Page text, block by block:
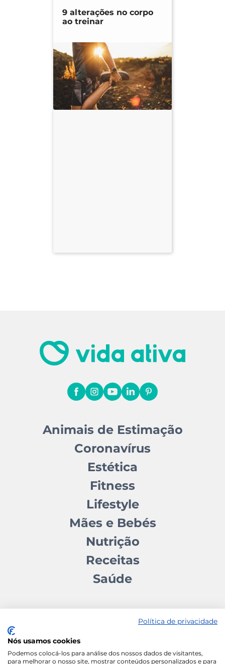
9 alterações no corpo
ao treinar
Animais de Estimação
Coronavírus
Estética
Fitness
Lifestyle
Mães e Bebés
Nutrição
Receitas
Saúde
Contactos Quem somos Autores
Estatuto Editorial
Política de privacidade
Nós usamos cookies
Podemos colocá-los para análise dos nossos dados de visitantes,
para melhorar o nosso site, mostrar conteúdos personalizados e para